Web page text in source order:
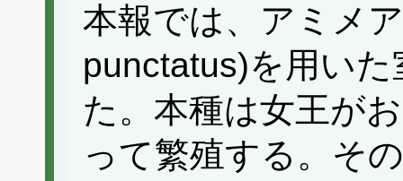
本報では、アミメ
punctatus)を用い
た。本種は女王が
って繁殖する。そ